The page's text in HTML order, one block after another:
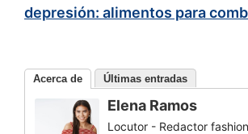
depresión: alimentos para
Acerca de Últimas entradas
Elena Ramos
Locutor - Redactor